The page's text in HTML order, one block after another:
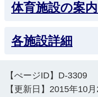
体育施設の案
各施設詳細
【ぺージID】 D-3309
【更新日】 2015年10月